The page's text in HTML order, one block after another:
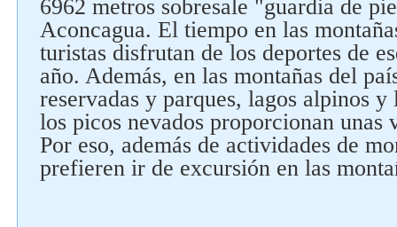
6962 metros sobresale "guardia de
Aconcagua. El tiempo en las
turistas disfrutan de los deportes de
año. Además, en las montañas del
reservadas y parques, lagos alpinos
los picos nevados proporcionan unas
Por eso, además de actividades de
prefieren ir de excursión en las